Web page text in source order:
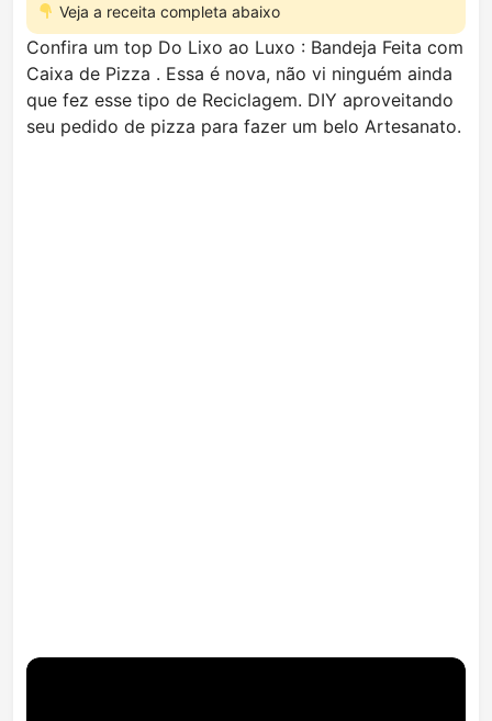
Veja a receita completa abaixo
Confira um top Do Lixo ao Luxo : Bandeja Feita com
Caixa de Pizza . Essa é nova, não vi ninguém ainda
que fez esse tipo de Reciclagem. DIY aproveitando
seu pedido de pizza para fazer um belo Artesanato.